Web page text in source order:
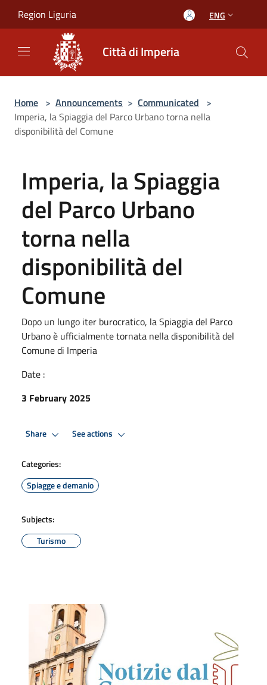
Region Liguria ENG
Città di Imperia
Home > Announcements > Communicated >
Imperia, la Spiaggia del Parco Urbano torna nella
disponibilità del Comune
Imperia, la Spiaggia
del Parco Urbano
torna nella
disponibilità del
Comune
Dopo un lungo iter burocratico, la Spiaggia del Parco
Urbano è ufficialmente tornata nella disponibilità del
Comune di Imperia
Date :
3 February 2025
Share See actions
Categories:
Spiagge e demanio
Subjects:
Turismo